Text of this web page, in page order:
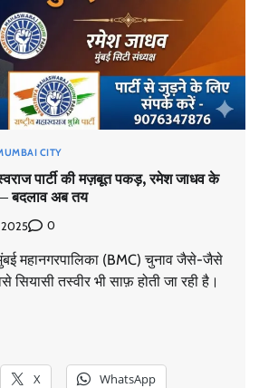
CITY
पार्टी की मज़बूत पकड़, रमेश जाधव के
बदलाव अब तय
2025 0
महानगरपालिका (BMC) चुनाव जैसे-जैसे
तस्वीर भी साफ़ होती जा रही है।
X WhatsApp